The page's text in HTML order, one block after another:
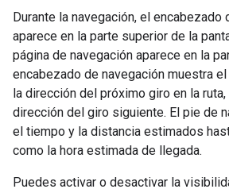
Durante la navegación, el encabezado
aparece en la parte superior de la
página de navegación aparece en la
encabezado de navegación muestra
la dirección del próximo giro en la
dirección del giro siguiente. El pie de
el tiempo y la distancia estimados
como la hora estimada de llegada.
Puedes activar o desactivar la